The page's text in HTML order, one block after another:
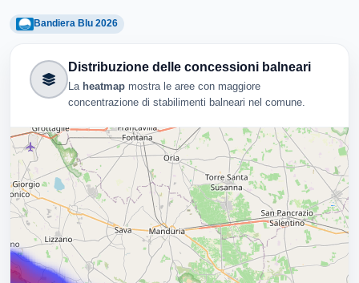
Bandiera Blu 2026
Distribuzione delle concessioni balneari
La heatmap mostra le aree con maggiore
concentrazione di stabilimenti balneari nel comune.